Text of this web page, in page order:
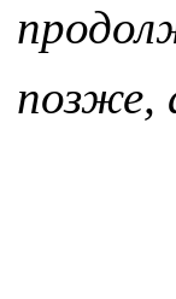
позже,